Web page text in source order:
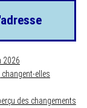
2026
elles
des changements